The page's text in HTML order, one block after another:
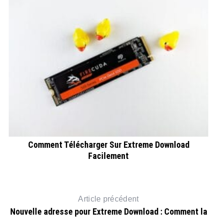
Comment Télécharger Sur Extreme Download
Facilement
Article précédent
Nouvelle adresse pour Extreme Download : Comment la